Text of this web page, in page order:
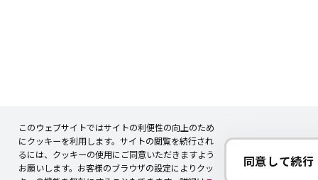
このウェブサイトではサイトの利便性の向上のため
にクッキーを利用します。サイトの閲覧を続行され
るには、クッキーの使用にご同意いただきますよう
お願いします。お客様のブラウザの設定によりクッ
同意して続行